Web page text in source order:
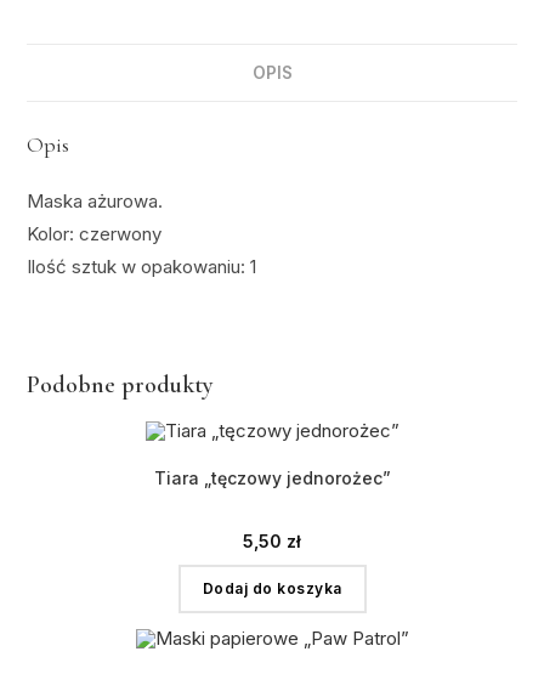
OPIS
Opis
Maska ażurowa.
Kolor: czerwony
Ilość sztuk w opakowaniu: 1
Podobne produkty
Tiara „tęczowy jednorożec”
5,50 zł
Dodaj do koszyka